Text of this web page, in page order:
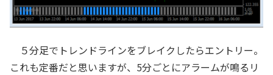
５分足でトレンドラインをブレイクしたらエントリー。
これも定番だと思いますが、5分ごとにアラームが鳴るリ